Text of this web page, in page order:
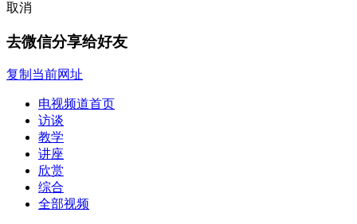
取消
去微信分享给好友
复制当前网址
电视频道首页
访谈
教学
讲座
欣赏
综合
全部视频